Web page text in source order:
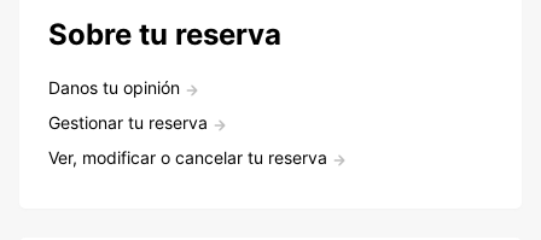
Sobre tu reserva
Danos tu opinión
Gestionar tu reserva
Ver, modificar o cancelar tu reserva